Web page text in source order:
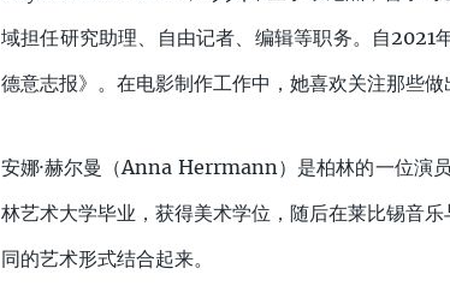
域担任研究助理、自由记者、编辑等职务。自2021
德意志报》。在电影制作工作中，她喜欢关注那些
安娜·赫尔曼（Anna Herrmann）是柏林的一位演
林艺术大学毕业，获得美术学位，随后在莱比锡音
同的艺术形式结合起来。